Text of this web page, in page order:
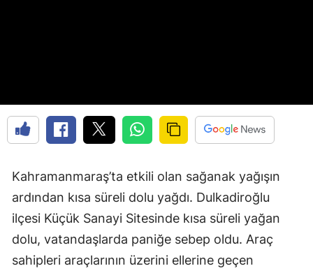
Kahramanmaraş’ta etkili olan sağanak yağışın
ardından kısa süreli dolu yağdı. Dulkadiroğlu
ilçesi Küçük Sanayi Sitesinde kısa süreli yağan
dolu, vatandaşlarda paniğe sebep oldu. Araç
sahipleri araçlarının üzerini ellerine geçen